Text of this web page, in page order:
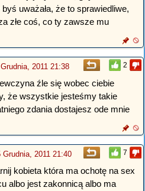
uważała, że to sprawiedliwe,
złe coś, co ty zawsze mu
2
2011 21:38
źle się wobec ciebie
że wszystkie jesteśmy takie
zdania dostajesz ode mnie
7
Grudnia, 2011 21:40
kobieta która ma ochotę na sex
albo jest zakonnicą albo ma